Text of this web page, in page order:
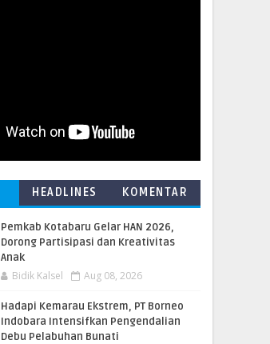
HEADLINES KOMENTAR
Pemkab Kotabaru Gelar HAN 2026,
Dorong Partisipasi dan Kreativitas
Anak
Bidik Kalsel Aug 08, 2026
​Hadapi Kemarau Ekstrem, PT Borneo
Indobara Intensifkan Pengendalian
Debu Pelabuhan Bunati